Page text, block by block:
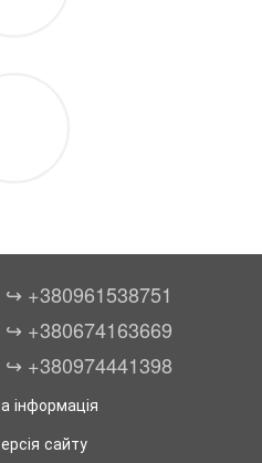
+380961538751
+380674163669
+380974441398
інформація
сайту